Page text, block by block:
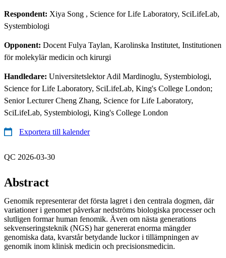
Respondent: Xiya Song , Science for Life Laboratory, SciLifeLab,
Systembiologi
Opponent: Docent Fulya Taylan, Karolinska Institutet, Institutionen
för molekylär medicin och kirurgi
Handledare: Universitetslektor Adil Mardinoglu, Systembiologi,
Science for Life Laboratory, SciLifeLab, King's College London;
Senior Lecturer Cheng Zhang, Science for Life Laboratory,
SciLifeLab, Systembiologi, King's College London
Exportera till kalender
QC 2026-03-30
Abstract
Genomik representerar det första lagret i den centrala dogmen, där
variationer i genomet påverkar nedströms biologiska processer och
slutligen formar human fenomik. Även om nästa generations
sekvenseringsteknik (NGS) har genererat enorma mängder
genomiska data, kvarstår betydande luckor i tillämpningen av
genomik inom klinisk medicin och precisionsmedicin.